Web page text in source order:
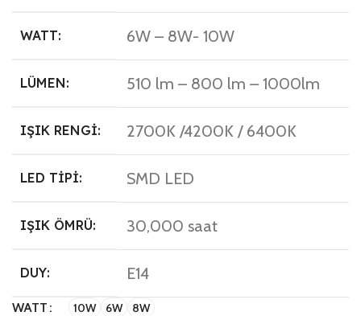
WATT: 6W – 8W- 10W
LÜMEN: 510 lm – 800 lm – 1000lm
IŞIK RENGI: 2700K /4200K / 6400K
LED TIPI: SMD LED
IŞIK ÖMRÜ: 30,000 saat
DUY: E14
WATT 10W 6W 8W